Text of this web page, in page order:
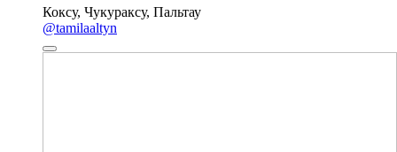
Коксу, Чукураксу, Пальтау
@tamilaaltyn